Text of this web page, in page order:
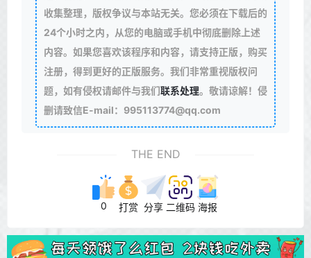
收集整理，版权争议与本站无关。您必须在下载后的
24个小时之内，从您的电脑或手机中彻底删除上述
内容。如果您喜欢该程序和内容，请支持正版，购买
注册，得到更好的正版服务。我们非常重视版权问
题，如有侵权请邮件与我们联系处理。敬请谅解！侵
删请致信E-mail：995113774@qq.com
THE END
0 打赏 分享 二维码 海报